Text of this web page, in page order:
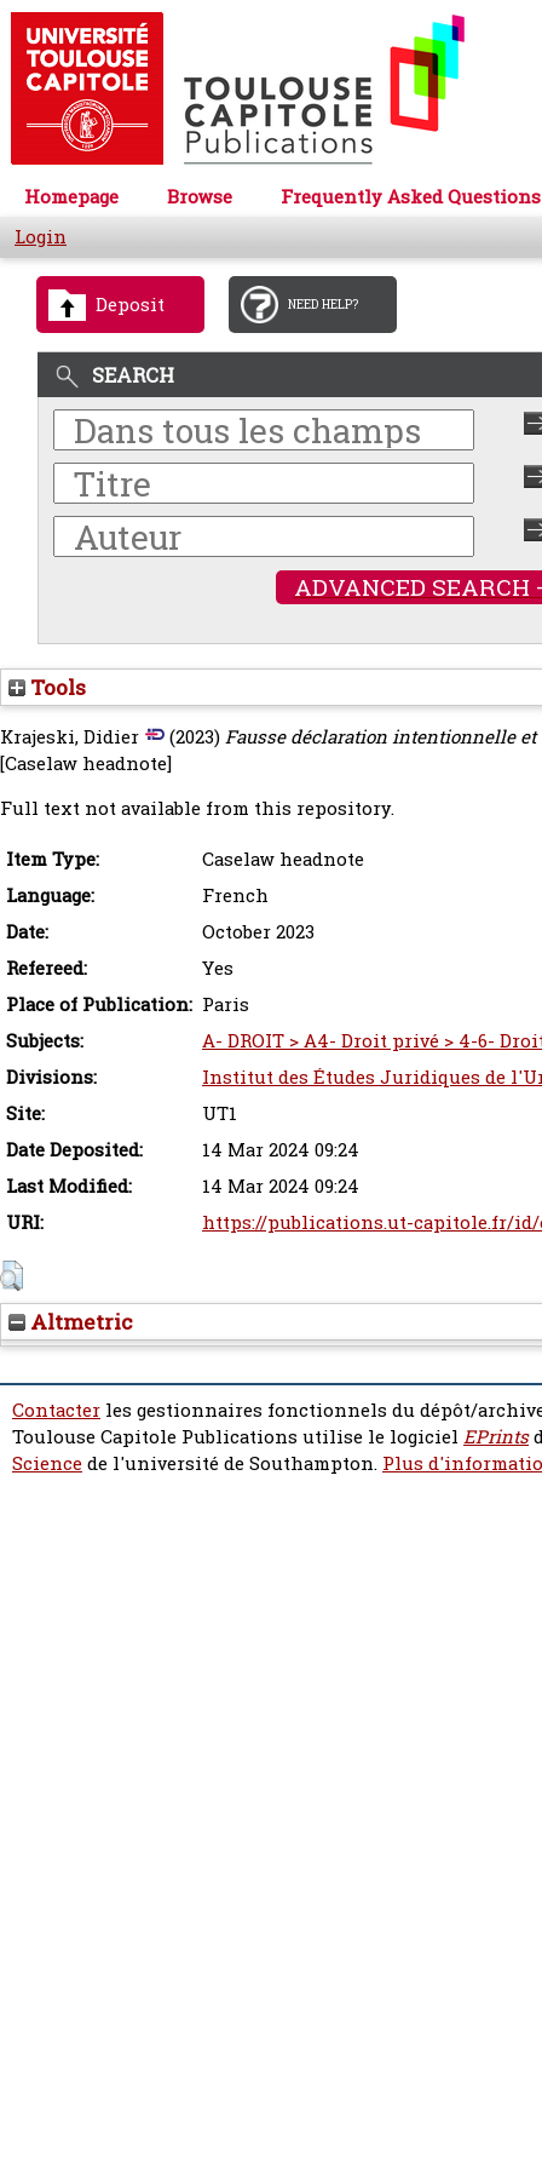
Homepage Browse
Frequently Asked Questions
Login
Deposit NEED HELP?
SEARCH
ADVANCED SEARCH
Tools
Krajeski, Didier (2023)Fausse déclaration intentionnelle
[Caselaw headnote]
Full text not available from this repository.
Item Type:
Caselaw headnote
Language:
French
Date:
October 2023
Refereed:
Yes
Place of Publication: Paris
Subjects:
A- DROIT > A4- Droit privé > 4-6-
Divisions:
Institut des Études Juridiques de
Site:
UT1
Date Deposited:
14 Mar 2024 09:24
Last Modified:
14 Mar 2024 09:24
URI:
https://publications.ut-capitole.fr/
Altmetric
Contacter les gestionnaires fonctionnels du dépôt/
Toulouse Capitole Publications utilise le logiciel EPrints
Sciencede l'université de Southampton. Plus